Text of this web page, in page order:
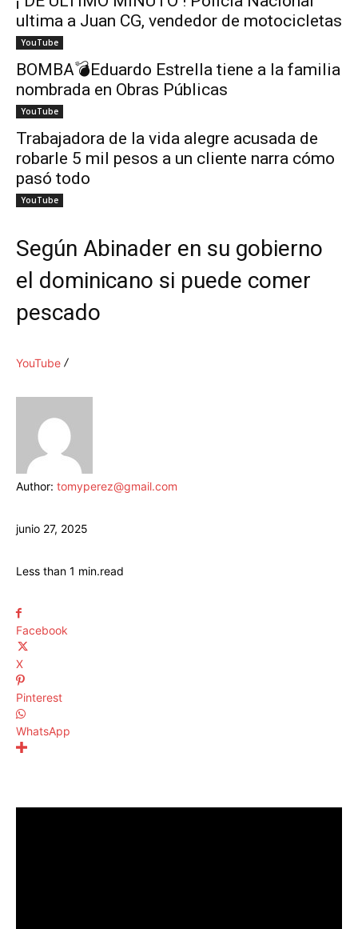
ultima a Juan CG, vendedor de motocicletas
YouTube
BOMBA💣Eduardo Estrella tiene a la familia
nombrada en Obras Públicas
YouTube
Trabajadora de la vida alegre acusada de
robarle 5 mil pesos a un cliente narra cómo
pasó todo
YouTube
Según Abinader en su gobierno
el dominicano si puede comer
pescado
YouTube
Author: tomyperez@gmail.com
junio 27, 2025
Less than 1 min.read
Facebook
X
Pinterest
WhatsApp